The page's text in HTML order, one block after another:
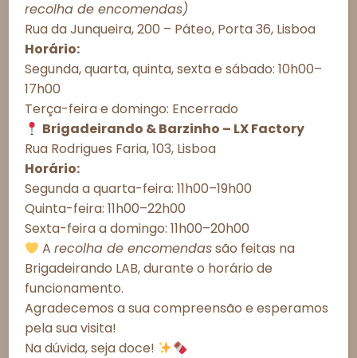
Consentimento de Cookies
Para proporcionar as melhores experiências, utilizamos tecnologias
como cookies para armazenar e/ou acessar informações do
processar dados como comportamento de navegação ou IDs únicos
neste site. A não autorização ou a retirada do consentimento podem
afetar negativamente determinados recursos e funções.
Aceitar todos
Ver preferências
Política de Cookies Política de Privacidade – Brigadeirando
Observações do cliente:
Este produto está esgotado e indisponível.
Informações Importantes
Prazos de Entrega
Meios de Entrega
Alergénicos
recolha de encomendas)
Rua da Junqueira, 200 – Páteo, Porta 36, Lisboa
Horário:
Segunda, quarta, quinta, sexta e sábado: 10h00–
17h00
Terça-feira e domingo: Encerrado
Brigadeirando & Barzinho – LX Factory
Rua Rodrigues Faria, 103, Lisboa
Horário:
Segunda a quarta-feira: 11h00–19h00
Quinta-feira: 11h00–22h00
Sexta-feira a domingo: 11h00–20h00
Arecolha de encomendassão feitas na
Brigadeirando LAB, durante o horário de
funcionamento.
Agradecemos a sua compreensão e esperamos
pela sua visita!
Na dúvida, seja doce!